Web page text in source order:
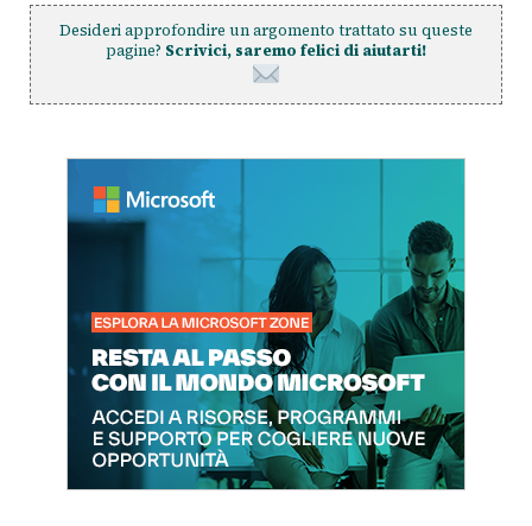
Desideri approfondire un argomento trattato su queste
pagine? Scrivici, saremo felici di aiutarti!